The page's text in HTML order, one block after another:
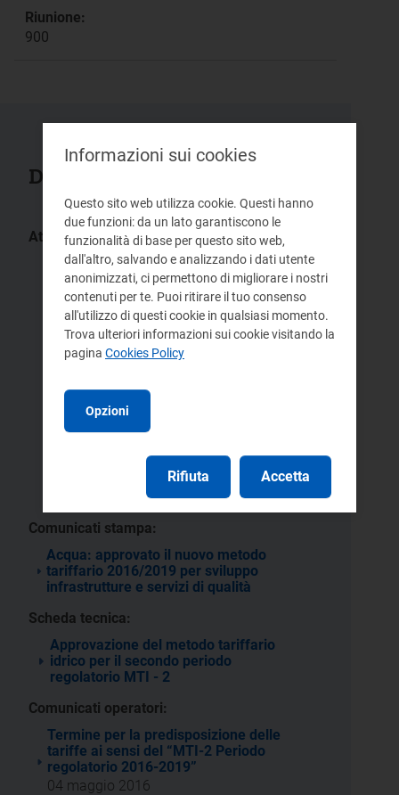
Riunione:
900
Documenti collegati
Atti:
166/2026/R/idr
48/2026/R/idr
375/2025/R/idr
325/2025/R/idr
5/2023/C/idr
580/2019/R/idr
918/2017/R/idr
704/2017/R/idr
344/2016/I/idr
3/2016 -
42/2016/R/idr
577/2015/R/idr
406/2015/R/idr
6/2015/R/idr
Comunicati stampa:
Acqua: approvato il nuovo metodo
tariffario 2016/2019 per sviluppo
infrastrutture e servizi di qualità
Scheda tecnica:
Approvazione del metodo tariffario
idrico per il secondo periodo
regolatorio MTI - 2
Comunicati operatori:
Termine per la predisposizione delle
tariffe ai sensi del “MTI-2 Periodo
regolatorio 2016-2019”
04 maggio 2016
Informazioni sui cookies
Questo sito web utilizza cookie. Questi hanno
due funzioni: da un lato garantiscono le
funzionalità di base per questo sito web,
dall'altro, salvando e analizzando i dati utente
anonimizzati, ci permettono di migliorare i nostri
contenuti per te. Puoi ritirare il tuo consenso
all'utilizzo di questi cookie in qualsiasi momento.
Trova ulteriori informazioni sui cookie visitando la
pagina Cookies Policy
Opzioni
Rifiuta Accetta